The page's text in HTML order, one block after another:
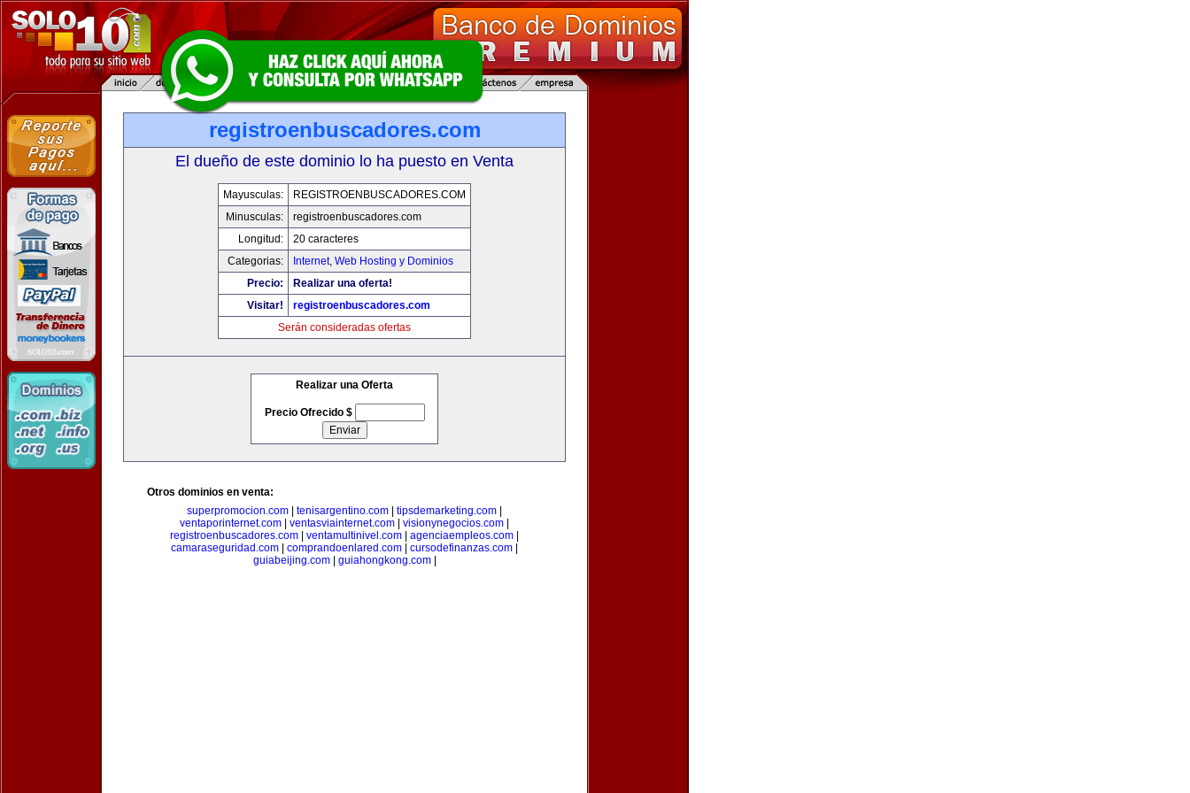
registroenbuscadores.com
El dueño de este dominio lo ha puesto en Venta
Mayusculas:
REGISTROENBUSCADORES.COM
Minusculas:
registroenbuscadores.com
Longitud:
20 caracteres
Categorias:
Internet, Web Hosting y Dominios
Precio:
Realizar una oferta!
Visitar!
registroenbuscadores.com
Serán consideradas ofertas
Realizar una Oferta
Precio Ofrecido $
Otros dominios en venta:
superpromocion.com
tenisargentino.com tipsdemarketing.com
ventaporinternet.com
ventasviainternet.com visionynegocios.com
registroenbuscadores.com
ventamultinivel.com agenciaempleos.com
camaraseguridad.com
comprandoenlared.com cursodefinanzas.com
guiabeijing.com| guiahongkong.com|